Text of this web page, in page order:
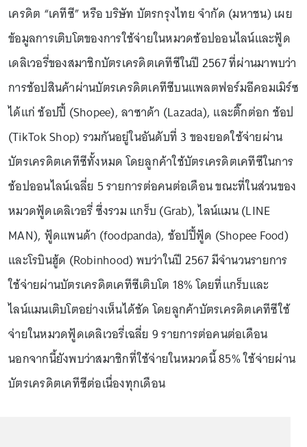
เครดิต “เคทีซี” หรือ บริษัท บัตรกรุงไทย จำกัด (มหาชน) เผย
ข้อมูลการเติบโตของการใช้จ่ายในหมวดช้อปออนไลน์และฟู้ด
เดลิเวอรี่ของสมาชิกบัตรเครดิตเคทีซีในปี 2567 ที่ผ่านมาพบว่า
การช้อปสินค้าผ่านบัตรเครดิตเคทีซีบนแพลตฟอร์มอีคอมเมิร์ซ
ได้แก่ ช้อปปี้ (Shopee), ลาซาด้า (Lazada), และติ๊กต่อก ช้อป
(TikTok Shop) รวมกันอยู่ในอันดับที่ 3 ของยอดใช้จ่ายผ่าน
บัตรเครดิตเคทีซีทั้งหมด โดยลูกค้าใช้บัตรเครดิตเคทีซีในการ
ช้อปออนไลน์เฉลี่ย 5 รายการต่อคนต่อเดือน ขณะที่ในส่วนของ
หมวดฟู้ดเดลิเวอรี่ ซึ่งรวม แกร็บ (Grab), ไลน์แมน (LINE
MAN), ฟู้ดแพนด้า (foodpanda), ช้อปปี้ฟู้ด (Shopee Food)
และโรบินฮู้ด (Robinhood) พบว่าในปี 2567 มีจำนวนรายการ
ใช้จ่ายผ่านบัตรเครดิตเคทีซีเติบโต 18% โดยที่แกร็บและ
ไลน์แมนเติบโตอย่างเห็นได้ชัด โดยลูกค้าบัตรเครดิตเคทีซีใช้
จ่ายในหมวดฟู้ดเดลิเวอรี่เฉลี่ย 9 รายการต่อคนต่อเดือน
นอกจากนี้ยังพบว่าสมาชิกที่ใช้จ่ายในหมวดนี้ 85% ใช้จ่ายผ่าน
บัตรเครดิตเคทีซีต่อเนื่องทุกเดือน